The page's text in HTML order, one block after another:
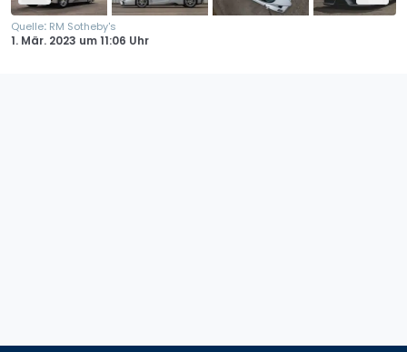
Quelle: RM Sotheby's
1. Mär. 2023 um11:06 Uhr